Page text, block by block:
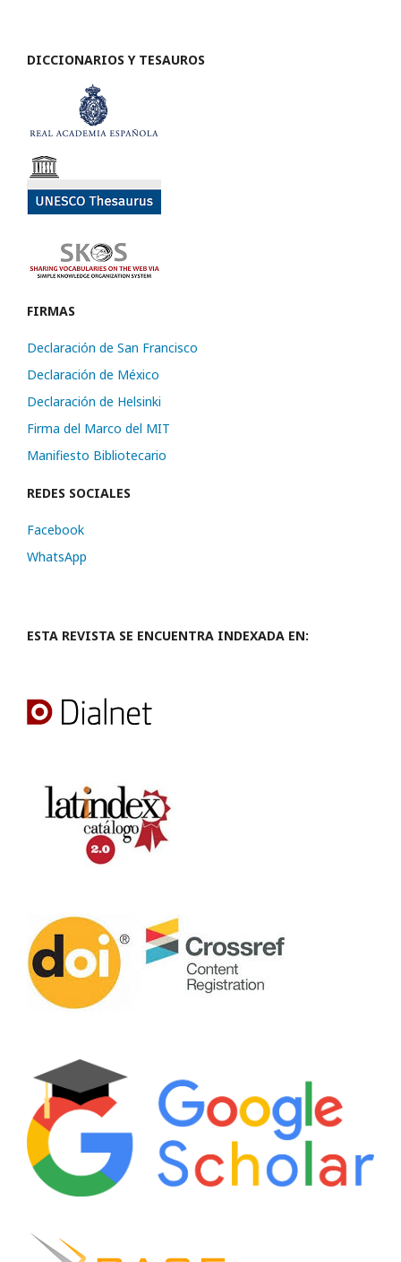
DICCIONARIOS Y TESAUROS
FIRMAS
Declaración de San Francisco
Declaración de México
Declaración de Helsinki
Firma del Marco del MIT
Manifiesto Bibliotecario
REDES SOCIALES
Facebook
WhatsApp
ESTA REVISTA SE ENCUENTRA INDEXADA EN: